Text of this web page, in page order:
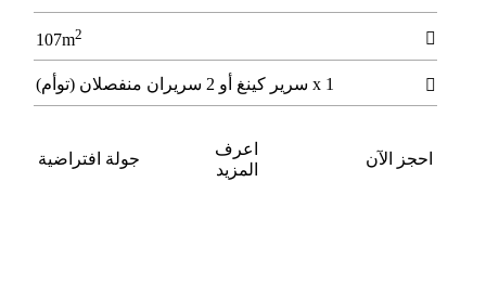

107m2
 1 x سرير كينغ أو 2 سريران منفصلان (توأم)
احجز الآن
اعرف
المزيد
جولة افتراضية